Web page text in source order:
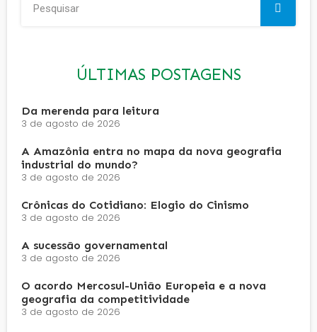
ÚLTIMAS POSTAGENS
Da merenda para leitura
3 de agosto de 2026
A Amazônia entra no mapa da nova geografia
industrial do mundo?
3 de agosto de 2026
Crônicas do Cotidiano: Elogio do Cinismo
3 de agosto de 2026
A sucessão governamental
3 de agosto de 2026
O acordo Mercosul-União Europeia e a nova
geografia da competitividade
3 de agosto de 2026